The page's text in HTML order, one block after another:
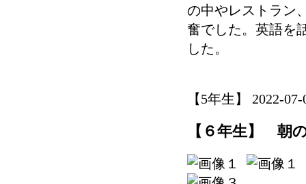
の中やレストラン
奮でした。英語を
した。
【5年生】 2022-
【６年生】 朝